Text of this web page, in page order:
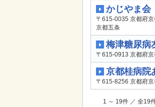
かじやま会
〒615-0035 京都府
京都五条
梅津糖尿病
〒615-0913 京都府
京都桂病院
〒615-8256 京都府
1 ～ 19件 ／ 全19